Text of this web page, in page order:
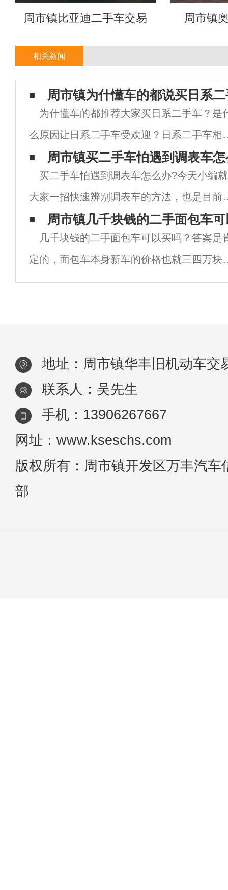
周市镇比亚迪二手车交易 周市镇
相关新闻
周市镇为什懂车的都说买日系
为什懂车的都推荐大家买日系二手车？是
么原因让日系二手车受欢迎？日系二手车相
其他品牌的车有哪些优势呢？下面小编就来
诉大家为什么懂车的人都推荐买二手车选日
车。1.油耗低日系车是出了名的油耗低，不
周市镇买二手车怕遇到调表车
买二手车怕遇到调表车怎么办?今天小编
大家一招快速辨别调表车的方法，也是目前
二手车市场上最靠谱的方法，同时也是很多
二手车的朋友都在用的方法，你知道是什么
法吗？小编也不卖关子了，下面就来告诉大
周市镇几千块钱的二手面包车
几千块钱的二手面包车可以买吗？答案是
定的，面包车本身新车的价格也就三四万块
所以二手车自然也就不会太贵，几千块钱肯
地址：周市镇华丰旧机动车交
联系人：吴先生
手机：13906267667
网址：www.kseschs.com
版权所有：周市镇开发区万丰汽车
部